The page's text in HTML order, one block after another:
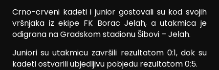
Crno-crveni kadeti i junior gostovali su kod svojih
vršnjaka iz ekipe FK Borac Jelah, a utakmica je
odigrana na Gradskom stadionu Šibovi – Jelah.
Juniori su utakmicu završili rezultatom 0:1, dok su
kadeti ostvarili ubjedljivu pobjedu rezultatom 0:5.